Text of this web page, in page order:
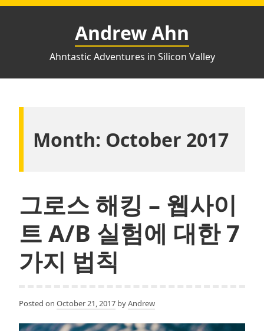
Skip
Andrew Ahn
Ahntastic Adventures in Silicon Valley
Month: October 2017
그로스 해킹 – 웹사이
트 A/B 실험에 대한 7
가지 법칙
Posted on October 21, 2017 byAndrew